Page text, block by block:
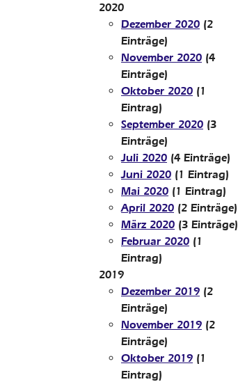
2020
Dezember 2020 (2
Einträge)
November 2020 (4
Einträge)
Oktober 2020 (1
Eintrag)
September 2020 (3
Einträge)
Juli 2020 (4 Einträge)
Juni 2020 (1 Eintrag)
Mai 2020 (1 Eintrag)
April 2020 (2 Einträge)
März 2020 (3 Einträge)
Februar 2020 (1
Eintrag)
2019
Dezember 2019 (2
Einträge)
November 2019 (2
Einträge)
Oktober 2019 (1
Eintrag)